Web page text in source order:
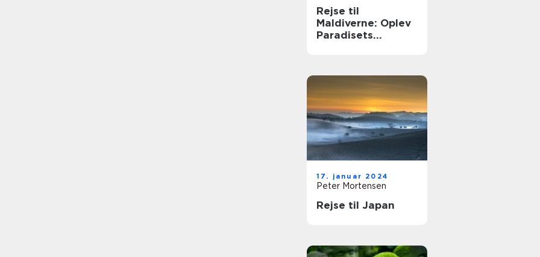
Rejse til
Maldiverne: Oplev
Paradisets
17. januar 2024
Peter Mortensen
Rejse til Japan